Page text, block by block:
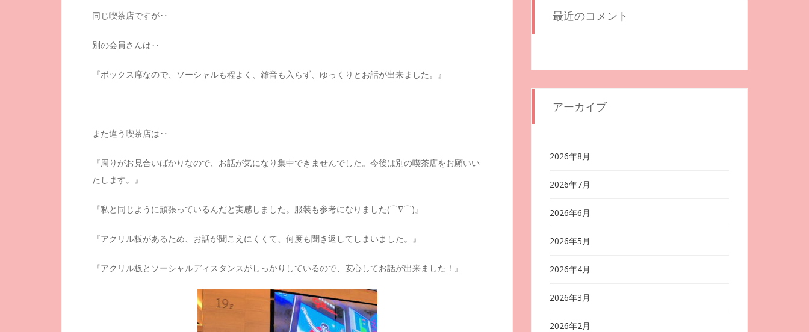
同じ喫茶店ですが‥
別の会員さんは‥
『ボックス席なので、ソーシャルも程よく、雑音も入らず、ゆっくりとお話が出来ました。』
また違う喫茶店は‥
『周りがお見合いばかりなので、お話が気になり集中できませんでした。今後は別の喫茶店をお願いい
たします。』
『私と同じように頑張っているんだと実感しました。服装も参考になりました(⌒∇⌒)』
『アクリル板があるため、お話が聞こえにくくて、何度も聞き返してしまいました。』
『アクリル板とソーシャルディスタンスがしっかりしているので、安心してお話が出来ました！』
最近のコメント
アーカイブ
2026年8月
2026年7月
2026年6月
2026年5月
2026年4月
2026年3月
2026年2月